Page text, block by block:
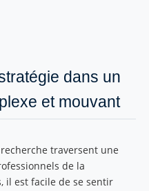
dans un
et mouvant
traversent une
de la
il est facile de se sentir